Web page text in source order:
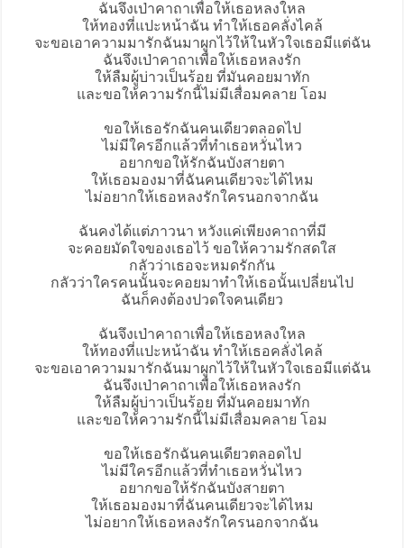
ฉันจึงเป่าคาถาเพื่อให้เธอหลงใหล
ให้ทองที่แปะหน้าฉัน ทำให้เธอคลั่งไคล้
จะขอเอาความมารักฉันมาผูกไว้ให้ในหัวใจเธอมีแต่ฉัน
ฉันจึงเป่าคาถาเพื่อให้เธอหลงรัก
ให้ลืมผู้บ่าวเป็นร้อย ที่มันคอยมาทัก
และขอให้ความรักนี้ไม่มีเสื่อมคลาย โอม
ขอให้เธอรักฉันคนเดียวตลอดไป
ไม่มีใครอีกแล้วที่ทำเธอหวั่นไหว
อยากขอให้รักฉันบังสายตา
ให้เธอมองมาที่ฉันคนเดียวจะได้ไหม
ไม่อยากให้เธอหลงรักใครนอกจากฉัน
ฉันคงได้แต่ภาวนา หวังแค่เพียงคาถาที่มี
จะคอยมัดใจของเธอไว้ ขอให้ความรักสดใส
กลัวว่าเธอจะหมดรักกัน
กลัวว่าใครคนนั้นจะคอยมาทำให้เธอนั้นเปลี่ยนไป
ฉันก็คงต้องปวดใจคนเดียว
ฉันจึงเป่าคาถาเพื่อให้เธอหลงใหล
ให้ทองที่แปะหน้าฉัน ทำให้เธอคลั่งไคล้
จะขอเอาความมารักฉันมาผูกไว้ให้ในหัวใจเธอมีแต่ฉัน
ฉันจึงเป่าคาถาเพื่อให้เธอหลงรัก
ให้ลืมผู้บ่าวเป็นร้อย ที่มันคอยมาทัก
และขอให้ความรักนี้ไม่มีเสื่อมคลาย โอม
ขอให้เธอรักฉันคนเดียวตลอดไป
ไม่มีใครอีกแล้วที่ทำเธอหวั่นไหว
อยากขอให้รักฉันบังสายตา
ให้เธอมองมาที่ฉันคนเดียวจะได้ไหม
ไม่อยากให้เธอหลงรักใครนอกจากฉัน